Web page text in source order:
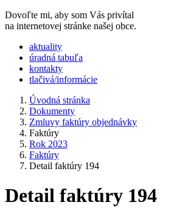
Dovoľte mi, aby som Vás privítal
na internetovej stránke našej obce.
​​aktuality
úradná tabuľa
kontakty
tlačivá/informácie
Úvodná stránka
Dokumenty
Zmluvy faktúry objednávky
Faktúry
Rok 2023
Faktúry
Detail faktúry 194
Detail faktúry 194